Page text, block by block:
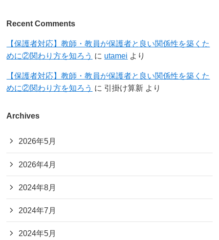
Recent Comments
【保護者対応】教師・教員が保護者と良い関係性を築くた
めに②関わり方を知ろう に utamei より
【保護者対応】教師・教員が保護者と良い関係性を築くた
めに②関わり方を知ろう に 引掛け算新 より
Archives
2026年5月
2026年4月
2024年8月
2024年7月
2024年5月